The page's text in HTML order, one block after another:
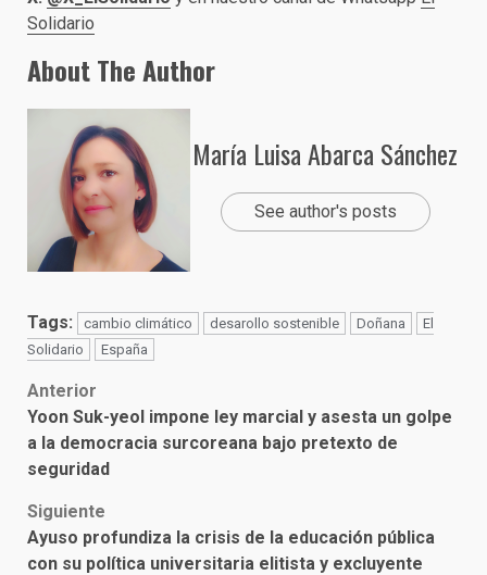
Solidario
About The Author
María Luisa Abarca Sánchez
See author's posts
Tags: cambio climático desarollo sostenible Doñana
El
Solidario
España
Post
navigation
Anterior
Yoon Suk-yeol impone ley marcial y asesta un golpe
a la democracia surcoreana bajo pretexto de
seguridad
Siguiente
Ayuso profundiza la crisis de la educación pública
con su política universitaria elitista y excluyente